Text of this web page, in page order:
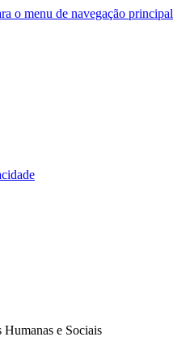
o menu de navegação principal
e Sociais